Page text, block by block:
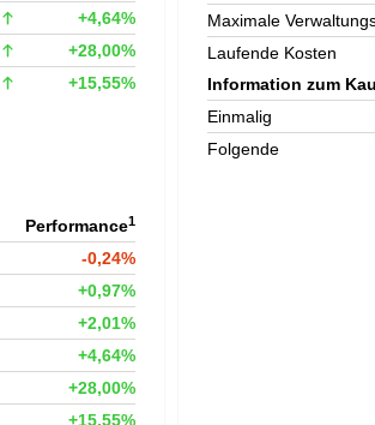
+4,64%
+28,00%
+15,55%
Performance1
-0,24%
+0,97%
+2,01%
+4,64%
+28,00%
+15,55%
Maximale
Laufende Kosten
Information zum
Einmalig
Folgende